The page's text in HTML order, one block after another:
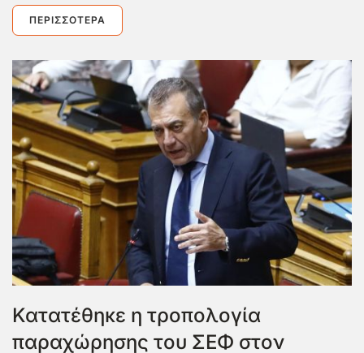
ΠΕΡΙΣΣΌΤΕΡΑ
Κατατέθηκε η τροπολογία
παραχώρησης του ΣΕΦ στον